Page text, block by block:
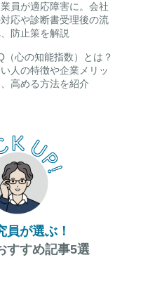
員が適応障害に。会社
応や診断書受理後の流
防止策を解説
（心の知能指数）とは？
人の特徴や企業メリッ
、高める方法を紹介
員が選ぶ！
すすめ記事5選